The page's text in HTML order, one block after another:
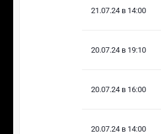
21.07.24 в 14:00
20.07.24 в 19:10
20.07.24 в 16:00
20.07.24 в 14:00